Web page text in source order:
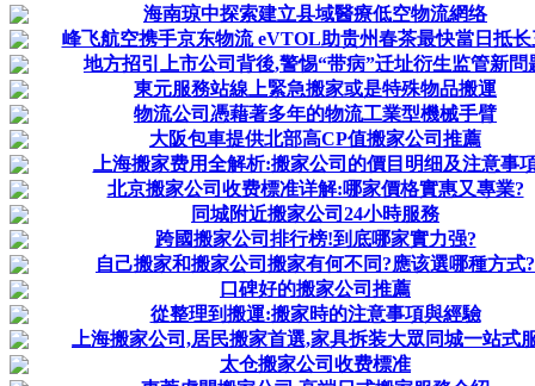
海南琼中探索建立县域醫療低空物流網络
峰飞航空携手京东物流 eVTOL助贵州春茶最快當日抵长
地方招引上市公司背後,警惕“带病”迁址衍生监管新問
東元服務站線上緊急搬家或是特殊物品搬運
物流公司憑藉著多年的物流工業型機械手臂
大阪包車提供北部高CP值搬家公司推薦
上海搬家费用全解析:搬家公司的價目明细及注意事
北京搬家公司收费標准详解:哪家價格實惠又專業?
同城附近搬家公司24小時服務
跨國搬家公司排行榜!到底哪家實力强?
自己搬家和搬家公司搬家有何不同?應该選哪種方式?
口碑好的搬家公司推薦
從整理到搬運:搬家時的注意事項與經驗
上海搬家公司,居民搬家首選,家具拆装大眾同城一站式
太仓搬家公司收费標准